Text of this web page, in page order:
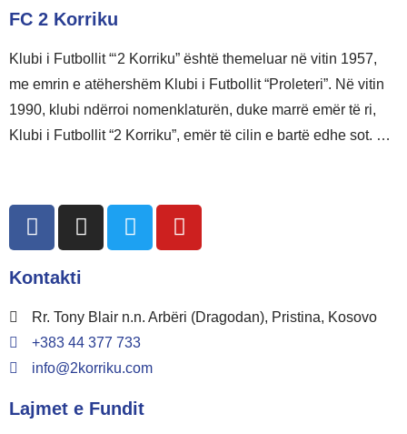
FC 2 Korriku
Klubi i Futbollit “‘2 Korriku” është themeluar në vitin 1957,
me emrin e atëhershëm Klubi i Futbollit “Proleteri”. Në vitin
1990, klubi ndërroi nomenklaturën, duke marrë emër të ri,
Klubi i Futbollit “2 Korriku”, emër të cilin e bartë edhe sot. …
Kontakti
Rr. Tony Blair n.n. Arbëri (Dragodan), Pristina, Kosovo
+383 44 377 733
info@2korriku.com
Lajmet e Fundit